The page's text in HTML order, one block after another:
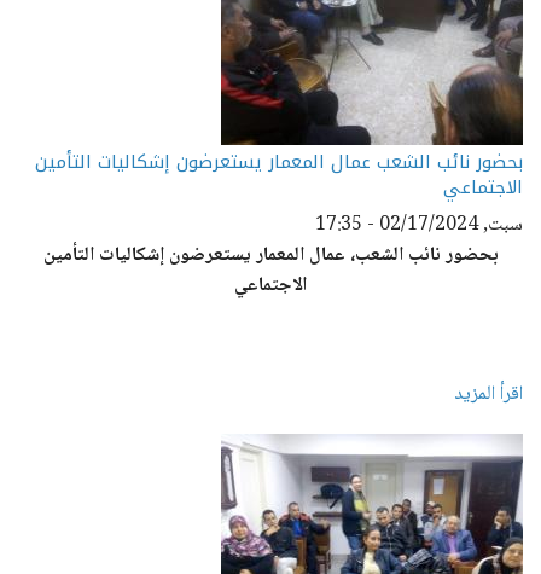
بحضور نائب الشعب عمال المعمار يستعرضون إشكاليات التأمين
الاجتماعي
سبت, 02/17/2024 - 17:35
بحضور نائب الشعب، عمال المعمار يستعرضون إشكاليات التأمين
الاجتماعي
اقرأ المزيد